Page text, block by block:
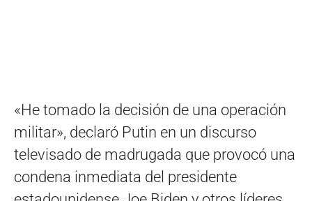
«He tomado la decisión de una operación
militar», declaró Putin en un discurso
televisado de madrugada que provocó una
condena inmediata del presidente